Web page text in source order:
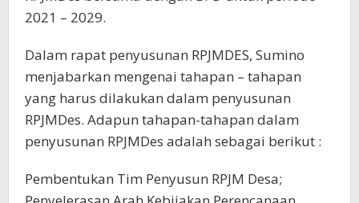
2021 – 2029.
Dalam rapat penyusunan RPJMDES, Sumino
menjabarkan mengenai tahapan – tahapan
yang harus dilakukan dalam penyusunan
RPJMDes. Adapun tahapan-tahapan dalam
penyusunan RPJMDes adalah sebagai berikut :
Pembentukan Tim Penyusun RPJM Desa;